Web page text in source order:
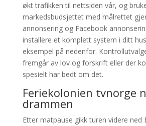
økt trafikken til nettsiden vår, og
markedsbudsjettet med målrettet
annonsering og Facebook
installere et komplett system i ditt
eksempel på nedenfor.
fremgår av lov og forskrift eller der
spesielt har bedt om det.
Feriekolonien tvnorge
drammen
Etter matpause gikk turen videre ned